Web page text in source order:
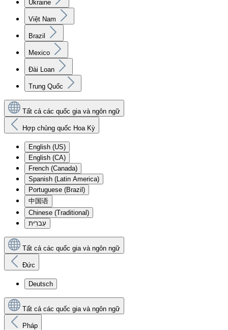
Ukraine
Việt Nam
Brazil
Mexico
Đài Loan
Trung Quốc
Tất cả các quốc gia và ngôn ngữ
Hợp chủng quốc Hoa Kỳ
English (US)
English (CA)
French (Canada)
Spanish (Latin America)
Portuguese (Brazil)
中国语
Chinese (Traditional)
עִברִית
Tất cả các quốc gia và ngôn ngữ
Đức
Deutsch
Tất cả các quốc gia và ngôn ngữ
Pháp